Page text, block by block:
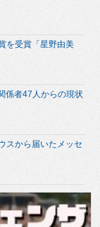
を受賞「星野由美
係者47人からの現状
スから届いたメッセ